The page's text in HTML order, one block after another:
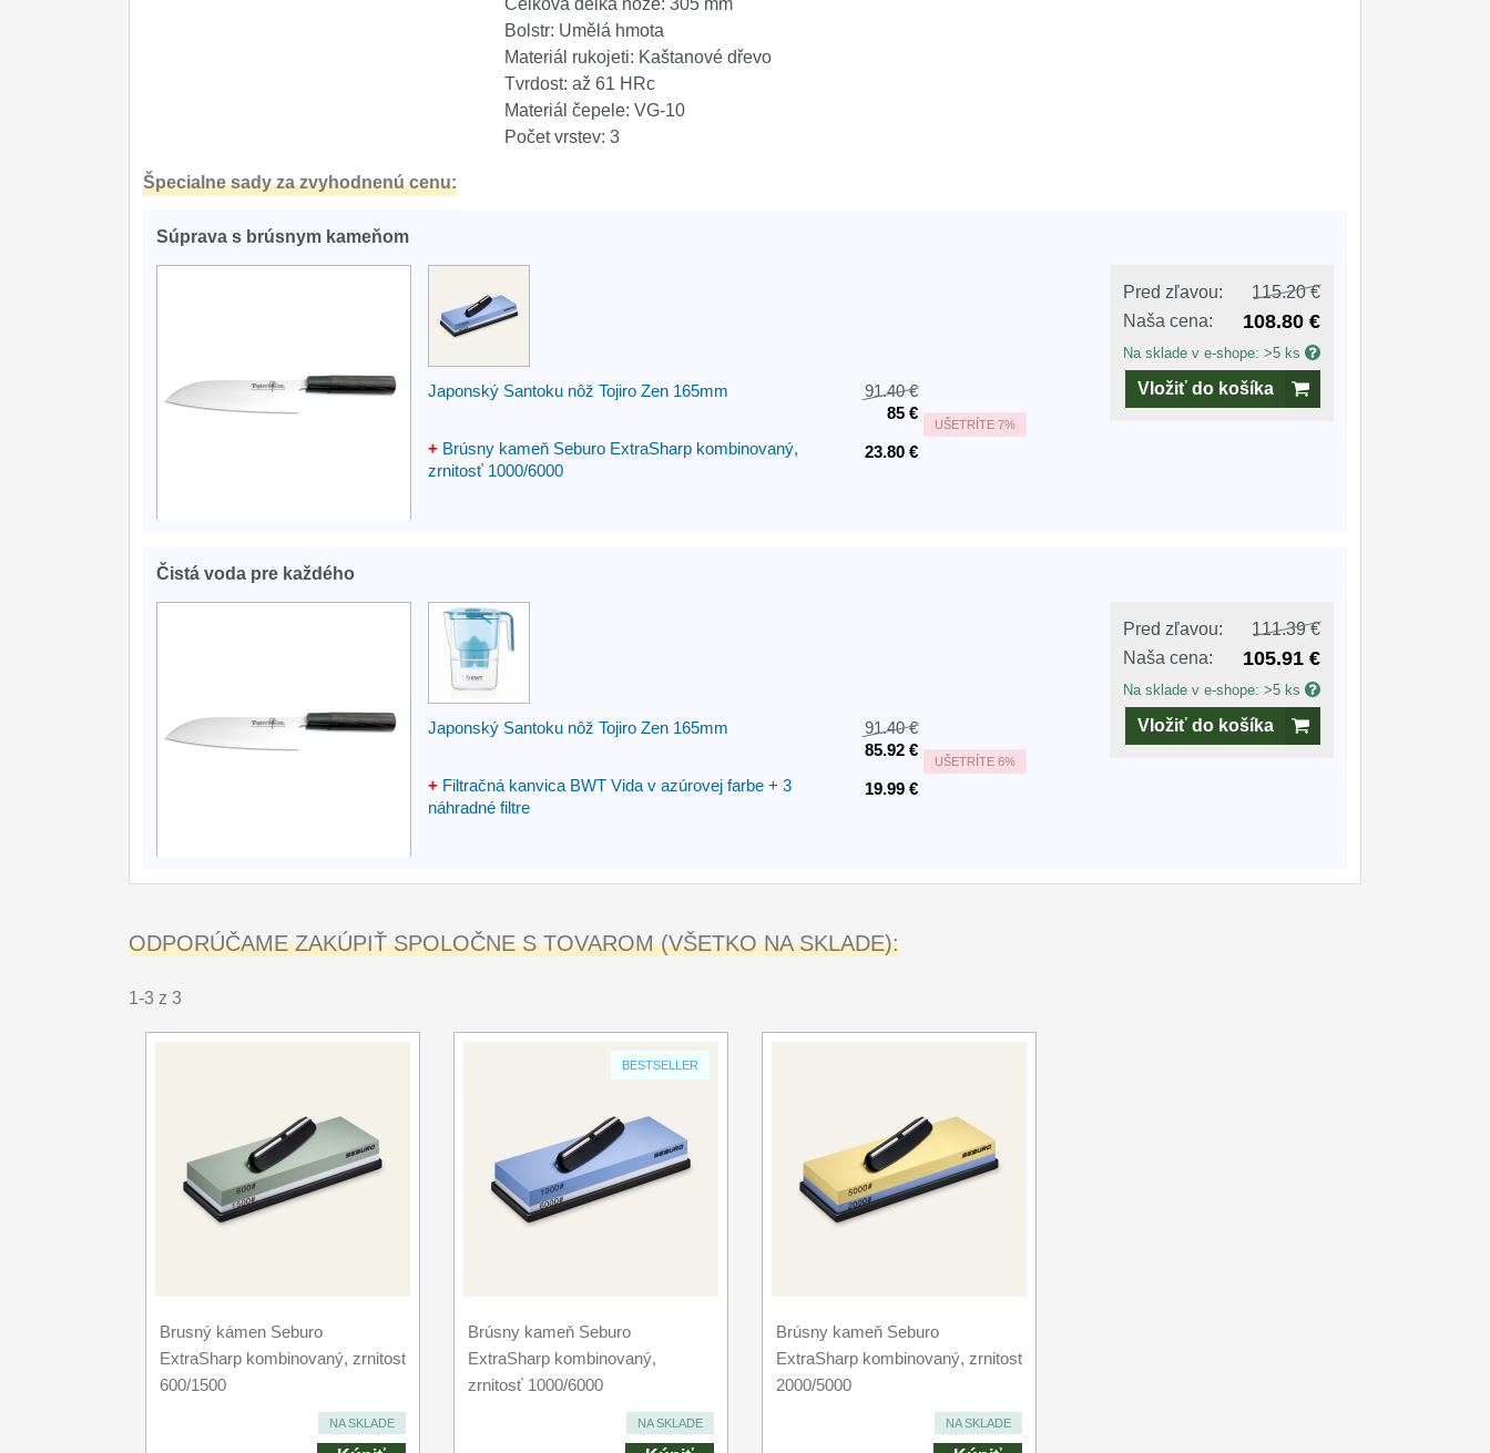
Celková délka nože: 305 mm
Bolstr: Umělá hmota
Materiál rukojeti: Kaštanové dřevo
Tvrdost: až 61 HRc
Materiál čepele: VG-10
Počet vrstev: 3
Špecialne sady za zvyhodnenú cenu:
Súprava s brúsnym kameňom
Japonský Santoku nôž Tojiro Zen 165mm
91.40 €
85 €
UŠETRÍTE 7%
+ Brúsny kameň Seburo ExtraSharp kombinovaný,
zrnitosť 1000/6000
23.80 €
Pred zľavou:
115.20 €
Naša cena:
108.80 €
Na sklade v e-shope: >5 ks
Vložiť do košíka
Čistá voda pre každého
Japonský Santoku nôž Tojiro Zen 165mm
91.40 €
85.92 €
UŠETRÍTE 6%
+ Filtračná kanvica BWT Vida v azúrovej farbe + 3
náhradné filtre
19.99 €
Pred zľavou:
111.39 €
Naša cena:
105.91 €
Na sklade v e-shope: >5 ks
Vložiť do košíka
ODPORÚČAME ZAKÚPIŤ SPOLOČNE S TOVAROM (VŠETKO NA SKLADE):
1-3 z 3
Brusný kámen Seburo
ExtraSharp kombinovaný, zrnitost
600/1500
NA SKLADE
BESTSELLER
Brúsny kameň Seburo
ExtraSharp kombinovaný,
zrnitosť 1000/6000
NA SKLADE
Brúsny kameň Seburo
ExtraSharp kombinovaný, zrnitost
2000/5000
NA SKLADE